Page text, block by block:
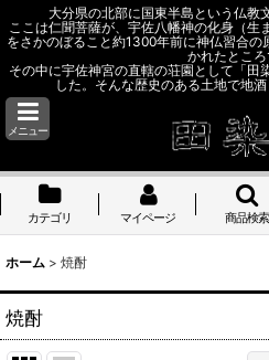
大分県の北部に国東半島という仏教
ここは仁聞菩薩が、宇佐八幡神の化身（生
をさかのぼること約1300年前に神仏習合
かれたところ
その中に宇佐神宮の直轄の荘園として「田
した。そんな歴史のある土地で地
メニュー
カテゴリ マイページ 商品検索
ホーム > 焼酎
焼酎